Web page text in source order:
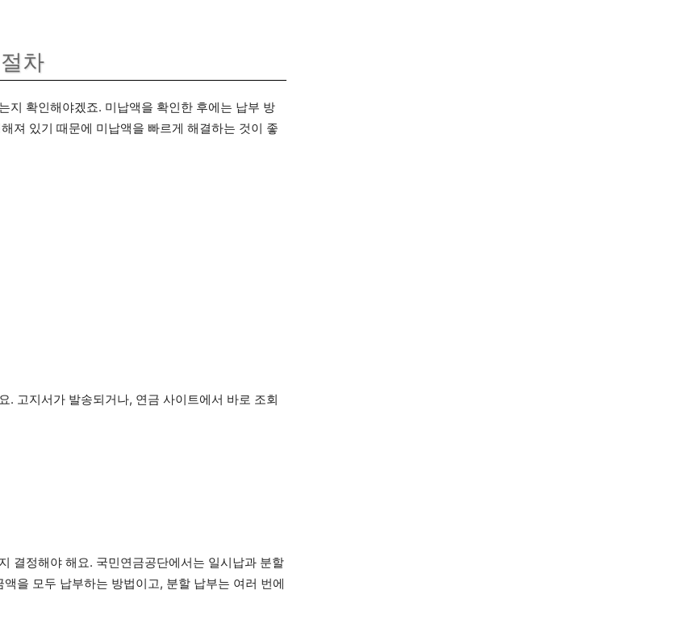
차
지 확인해야겠죠. 미납액을 확인한 후에는 납부 방
져 있기 때문에 미납액을 빠르게 해결하는 것이 좋
. 고지서가 발송되거나, 연금 사이트에서 바로 조회
결정해야 해요. 국민연금공단에서는 일시납과 분할
을 모두 납부하는 방법이고, 분할 납부는 여러 번에